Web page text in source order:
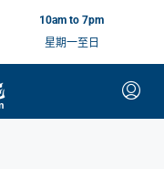
10am to 7pm
星期一至日